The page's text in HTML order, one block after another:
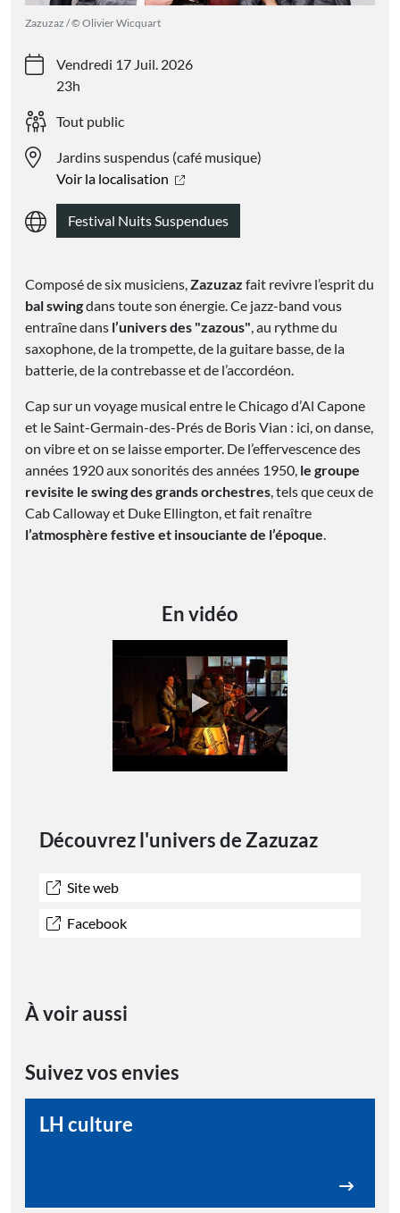
Zazuzaz / © Olivier Wicquart
Vendredi 17 Juil. 2026
23h
Tout public
Jardins suspendus (café musique)
Voir la localisation
Festival Nuits Suspendues
Composé de six musiciens, Zazuzaz fait revivre l’esprit du
bal swingdans toute son énergie. Ce jazz-band vous
entraîne dans l’univers des "zazous" , au rythme du
saxophone, de la trompette, de la guitare basse, de la
batterie, de la contrebasse et de l’accordéon.
Cap sur un voyage musical entre le Chicago d’Al Capone
et le Saint-Germain-des-Prés de Boris Vian : ici, on danse,
on vibre et on se laisse emporter. De l’effervescence des
années 1920 aux sonorités des années 1950, le groupe
revisite le swing des grands orchestres , tels que ceux de
Cab Calloway et Duke Ellington, et fait renaître
l’atmosphère festive et insouciante de l’époque
En vidéo
Découvrez l'univers de Zazuzaz
Site web
Facebook
À voir aussi
Suivez vos envies
LH culture